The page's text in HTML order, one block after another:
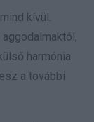
kívül.
harmónia
a további